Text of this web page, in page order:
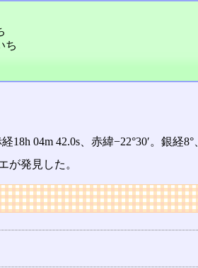
ち
18h 04m 42.0s、赤緯−22°30′。銀経
が発見した。